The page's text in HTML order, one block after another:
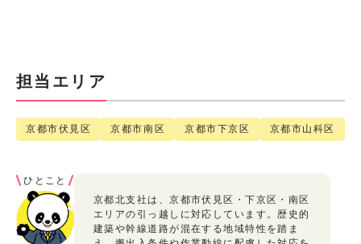
担当エリア
京都市伏見区 京都市南区 京都市下京区 京都市山科区
ひとこと
京都北支社は、京都市伏見区・下京区・南区
エリアの引っ越しに対応しています。歴史的
建築や幹線道路が混在する地域特性を踏ま